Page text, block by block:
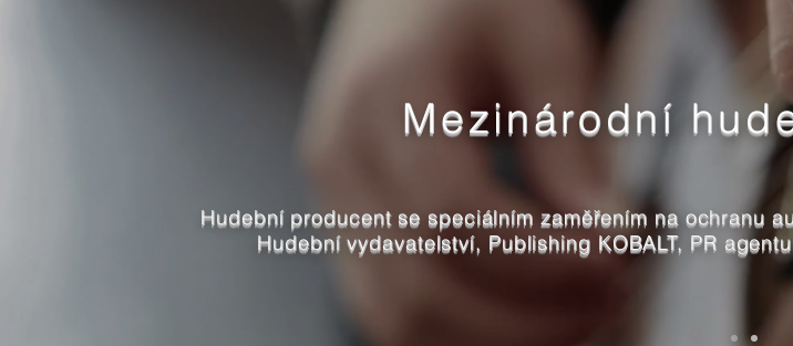
Mezinárodní
Hudební producent se speciálním zaměřením na ochranu
Hudební vydavatelství, Publishing KOBALT, PR